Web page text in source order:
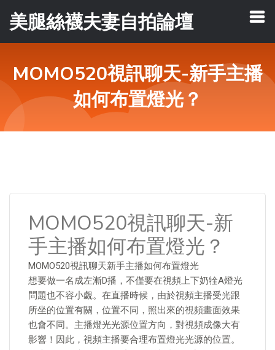
美腿絲襪夫妻自拍論壇
MOMO520視訊聊天-新手主播
如何布置燈光？
MOMO520視訊聊天-新
手主播如何布置燈光？
MOMO520視訊聊天新手主播如何布置燈光
想要做一名成左漸D播，不僅要在視頻上下奶牷A燈光
問題也不容小覷。在直播時候，由於視頻主播受光跟
所坐的位置有關，位置不同，照出來的視頻畫面效果
也會不同。主播燈光光源位置方向，對視頻成像大有
影響！因此，視頻主播要合理布置燈光光源的位置。